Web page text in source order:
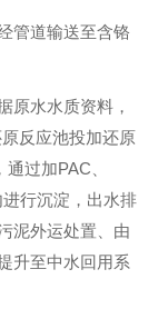
管道输送至含铬
原水水质资料，
反应池投加还原
过加PAC、
行沉淀，出水排
泥外运处置、由
升至中水回用系